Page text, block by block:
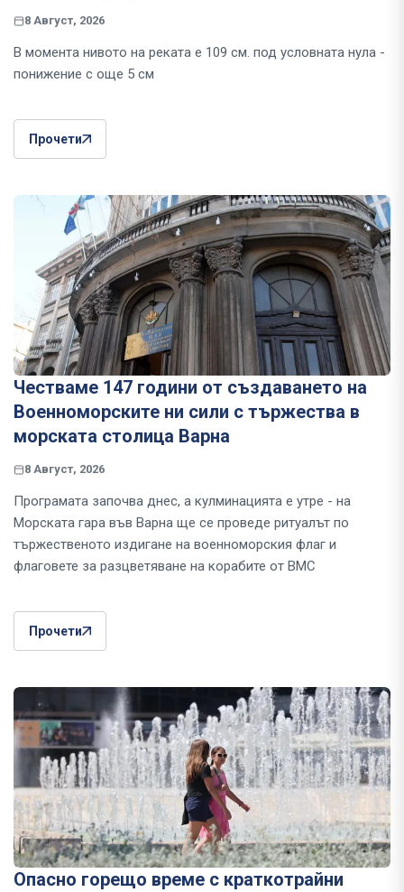
8 Август, 2026
В момента нивото на реката е 109 см. под условната нула -
понижение с още 5 см
Прочети
Честваме 147 години от създаването на
Военноморските ни сили с тържества в
морската столица Варна
8 Август, 2026
Програмата започва днес, а кулминацията е утре - на
Морската гара във Варна ще се проведе ритуалът по
тържественото издигане на военноморския флаг и
флаговете за разцветяване на корабите от ВМС
Прочети
Опасно горещо време с краткотрайни